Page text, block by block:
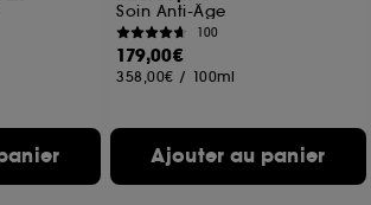
Soin Anti-Âge
100
179,00€
358,00€ / 100ml
Ajouter au panier